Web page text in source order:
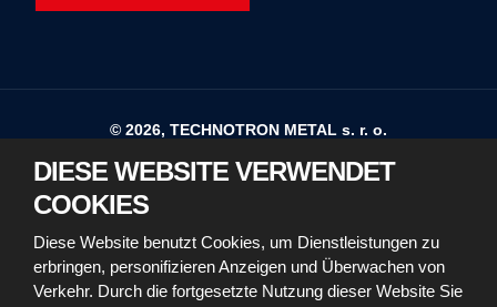
© 2026, TECHNOTRON METAL s. r. o.
Sitemap Nutzungsbedingungen
Richtlinien für die Verwendung von Cookies
DIESE WEBSITE VERWENDET
COOKIES
Diese Website benutzt Cookies, um Dienstleistungen zu
erbringen, personifizieren Anzeigen und Überwachen von
Verkehr. Durch die fortgesetzte Nutzung dieser Website Sie